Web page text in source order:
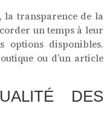
la transparence de la
un temps à leur
options disponibles.
ou d’un article
DES